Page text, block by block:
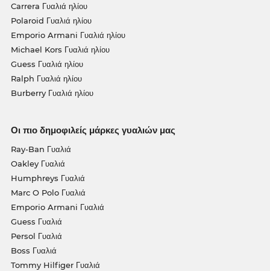
Carrera Γυαλιά ηλίου
Polaroid Γυαλιά ηλίου
Emporio Armani Γυαλιά ηλίου
Michael Kors Γυαλιά ηλίου
Guess Γυαλιά ηλίου
Ralph Γυαλιά ηλίου
Burberry Γυαλιά ηλίου
Οι πιο δημοφιλείς μάρκες γυαλιών μας
Ray-Ban Γυαλιά
Oakley Γυαλιά
Humphreys Γυαλιά
Marc O Polo Γυαλιά
Emporio Armani Γυαλιά
Guess Γυαλιά
Persol Γυαλιά
Boss Γυαλιά
Tommy Hilfiger Γυαλιά